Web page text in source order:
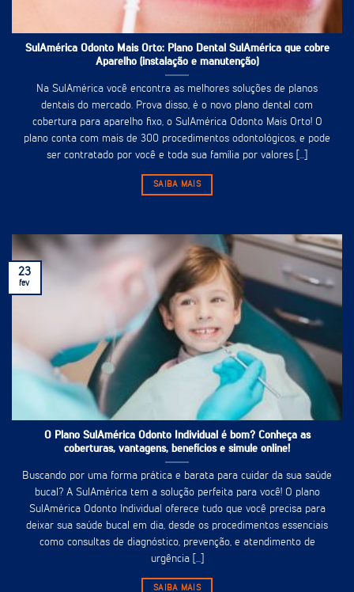
SulAmérica Odonto Mais Orto: Plano Dental SulAmérica que cobre
Aparelho (instalação e manutenção)
Na SulAmérica você encontra as melhores soluções de planos
dentais do mercado. Prova disso, é o novo plano dental com
cobertura para aparelho fixo, o SulAmérica Odonto Mais Orto! O
plano conta com mais de 300 procedimentos odontológicos, e pode
ser contratado por você e toda sua família por valores [...]
SAIBA MAIS
O Plano SulAmérica Odonto Individual é bom? Conheça as
coberturas, vantagens, benefícios e simule online!
Buscando por uma forma prática e barata para cuidar da sua saúde
bucal? A SulAmérica tem a solução perfeita para você! O plano
SulAmérica Odonto Individual oferece tudo que você precisa para
deixar sua saúde bucal em dia, desde os procedimentos essenciais
como consultas de diagnóstico, prevenção, e atendimento de
urgência [...]
SAIBA MAIS
23
fev